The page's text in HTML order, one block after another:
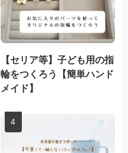
【セリア等】子ども用の指
輪をつくろう【簡単ハンド
メイド】